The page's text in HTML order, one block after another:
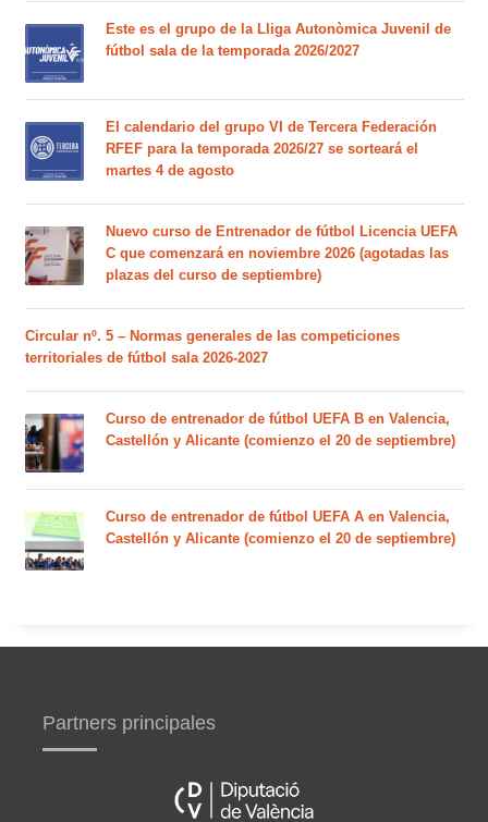
Este es el grupo de la Lliga Autonòmica Juvenil de
fútbol sala de la temporada 2026/2027
El calendario del grupo VI de Tercera Federación
RFEF para la temporada 2026/27 se sorteará el
martes 4 de agosto
Nuevo curso de Entrenador de fútbol Licencia UEFA
C que comenzará en noviembre 2026 (agotadas las
plazas del curso de septiembre)
Circular nº. 5 – Normas generales de las competiciones
territoriales de fútbol sala 2026-2027
Curso de entrenador de fútbol UEFA B en Valencia,
Castellón y Alicante (comienzo el 20 de septiembre)
Curso de entrenador de fútbol UEFA A en Valencia,
Castellón y Alicante (comienzo el 20 de septiembre)
Partners principales